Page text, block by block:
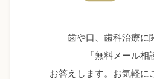
歯や口、歯科治療に
「無料メール相
お答えします。お気軽に